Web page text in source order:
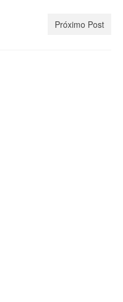
Próximo Post